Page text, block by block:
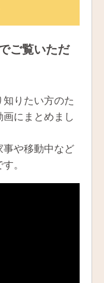
ご覧いただ
りたい方のた
にまとめまし
事や移動中など
。